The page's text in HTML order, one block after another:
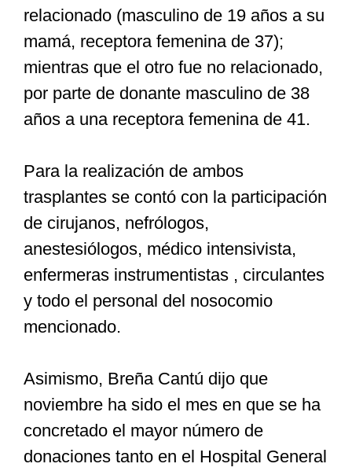
relacionado (masculino de 19 años a su
mamá, receptora femenina de 37);
mientras que el otro fue no relacionado,
por parte de donante masculino de 38
años a una receptora femenina de 41.
Para la realización de ambos
trasplantes se contó con la participación
de cirujanos, nefrólogos,
anestesiólogos, médico intensivista,
enfermeras instrumentistas , circulantes
y todo el personal del nosocomio
mencionado.
Asimismo, Breña Cantú dijo que
noviembre ha sido el mes en que se ha
concretado el mayor número de
donaciones tanto en el Hospital General